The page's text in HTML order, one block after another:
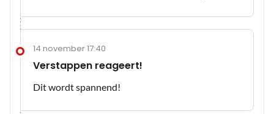
14 november 17:40
Verstappen reageert!
Dit wordt spannend!